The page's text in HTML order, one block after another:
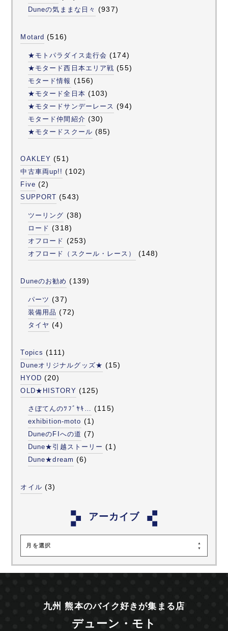
Duneの気ままな日々 (937)
Motard (516)
★モトパラダイス走行会 (174)
★モタード西日本エリア戦 (55)
モタード情報 (156)
★モタード全日本 (103)
★モタードサンデーレース (94)
モタード仲間紹介 (30)
★モタードスクール (85)
OAKLEY (51)
中古車両up!! (102)
Five (2)
SUPPORT (543)
ツーリング (38)
ロード (318)
オフロード (253)
オフロード（スクール・レース） (148)
Duneのお勧め (139)
パーツ (37)
装備用品 (72)
タイヤ (4)
Topics (111)
Duneオリジナルグッズ★ (15)
HYOD (20)
OLD★HISTORY (125)
さぼてんのﾂﾌﾞﾔｷ… (115)
exhibition-moto (1)
DuneのFIへの道 (7)
Dune★引越ストーリー (1)
Dune★dream (6)
オイル (3)
アーカイブ
月を選択
九州 熊本のバイク好きが集まる店
デューン・モト